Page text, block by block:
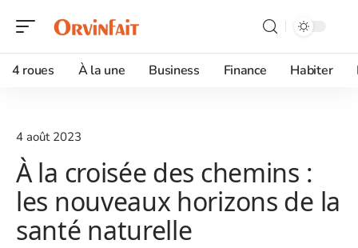
4 roues À la une Business Finance Habiter
4 août 2023
À la croisée des chemins :
les nouveaux horizons de la
santé naturelle